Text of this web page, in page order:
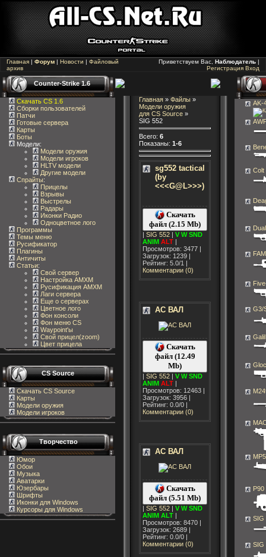
Главная | Форум | Новости | Файловый
архив
Приветствуем Вас, Наблюдатель |
Регистрация Вход
Counter-Strike 1.6
Скачать CS 1.6
Сборки пользователей
Патчи
Готовые сервера
Карты
Боты
Модели:
Модели оружия
Модели игроков
HLTV модели
Другие модели
Спрайты:
Прицелы
Взрывы
Выстрелы
Радары
Иконки Радио
Одноцветное лого
Программы
Темы меню
Русификатор
Плагины
Античиты
Статьи:
Свой сервер
Настройка AMXM
Русификация AMXM
Лаги сервера
Еще о серверах
Цветное лого
Фон консоли
Фон меню CS
Waypoint'ы
Свой прицел(zoom)
Цвет прицела
CS Source
Скачать CS Source
Карты
Модели оружия
Модели игроков
Творчество
Юмор
Обои
Музыка
Аватарки
Юзербары
Шрифты
Иконки для Windows
Курсоры для Windows
Главная » Файлы »
Модели оружия
для CS Source »
SIG 552
Всего: 6
Показаны: 1-6
sg552 tactical
(by
<<<G@L>>>)
Скачать
файл (2.15 Mb)
| SIG 552 | V W SND
ANIM ALT |
Просмотров: 3477 |
Загрузок: 1239 |
Рейтинг: 5.0/1 |
Комментарии (0)
АС ВАЛ
Скачать
файл (12.49
Mb)
| SIG 552 | V W SND
ANIM ALT |
Просмотров: 12463 |
Загрузок: 3956 |
Рейтинг: 0.0/0 |
Комментарии (0)
АС ВАЛ
Скачать
файл (5.51 Mb)
| SIG 552 | V W SND
ANIM ALT |
Просмотров: 8470 |
Загрузок: 2689 |
Рейтинг: 0.0/0 |
Комментарии (0)
AK-
Colt
G3/
Galil
MP5
P90
SIG
SIG